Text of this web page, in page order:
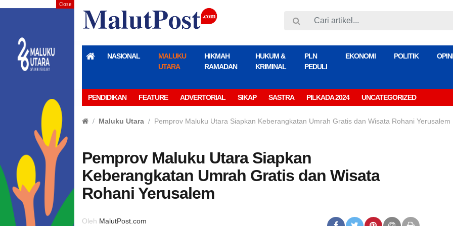
NASIONAL
MALUKU
UTARA
HIKMAH
RAMADAN
HUKUM &
KRIMINAL
PLN
PEDULI
EKONOMI POLITIK OPINI
PENDIDIKAN FEATURE ADVERTORIAL SIKAP SASTRA PILKADA 2024 UNCATEGORIZED
Close
Maluku Utara Pemprov Maluku Utara Siapkan Keberangkatan Umrah Gratis dan Wisata Rohani Yerusalem
Pemprov Maluku Utara Siapkan
Keberangkatan Umrah Gratis dan Wisata
Rohani Yerusalem
Oleh MalutPost.com